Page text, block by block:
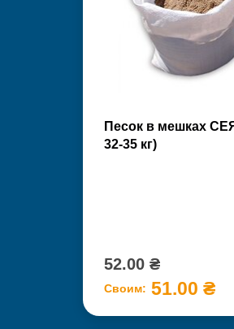
Песок в мешках
32-35 кг)
52.00 ₴
Своим: 51.00 ₴